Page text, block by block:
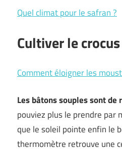
Quel climat pour le safran ?
Cultiver le
Comment éloigner les
Les bâtons souples sont de
pouviez plus le prendre par
que le soleil pointe enfin le
thermomètre retrouve une